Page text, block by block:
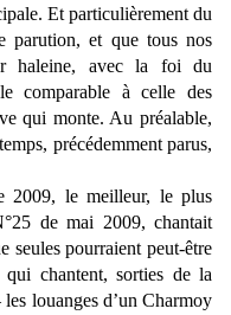
Et particulièrement du
parution, et que tous nos
haleine, avec la foi du
comparable à celle des
qui monte. Au préalable,
précédemment parus,
2009, le meilleur, le plus
de mai 2009, chantait
seules pourraient peut-être
qui chantent, sorties de la
louanges d’un Charmoy